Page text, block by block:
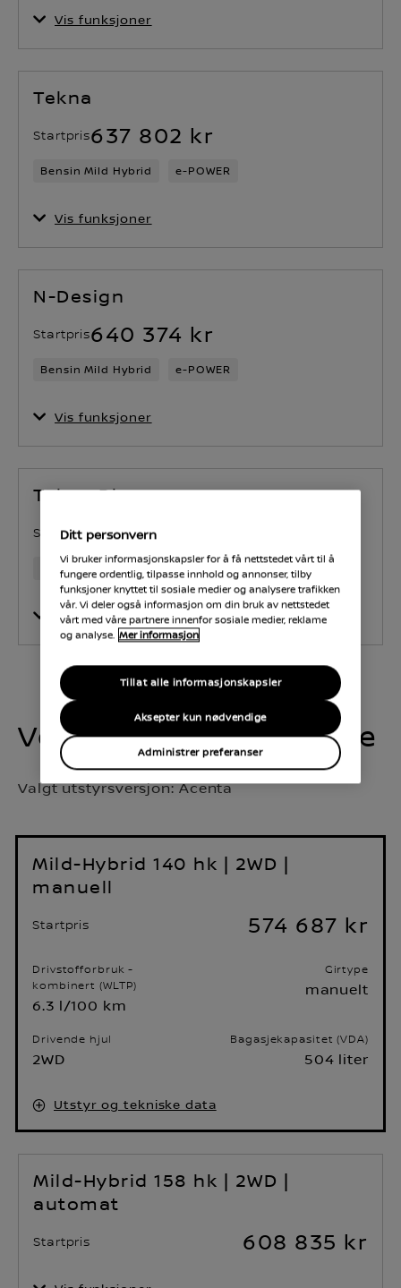
Vis funksjoner
Tekna
Startpris637 802 kr
Bensin Mild Hybrid e-POWER
Vis funksjoner
N-Design
Startpris640 374 kr
Bensin Mild Hybrid e-POWER
Vis funksjoner
Tekna Plus
Startpris653 949 kr
Bensin Mild Hybrid e-POWER
Vis funksjoner
Velg motor- og drivlinje
Valgt utstyrsversjon:Acenta
Mild-Hybrid 140 hk | 2WD |
manuell
Startpris 574 687 kr
Drivstofforbruk -
kombinert (WLTP)
6.3 l/100 km
Girtype
manuelt
Drivende hjul
2WD
Bagasjekapasitet (VDA)
504 liter
Utstyr og tekniske data
Mild-Hybrid 158 hk | 2WD |
automat
Startpris 608 835 kr
Ditt personvern
Vi bruker informasjonskapsler for å få nettstedet vårt til å
fungere ordentlig, tilpasse innhold og annonser, tilby
funksjoner knyttet til sosiale medier og analysere trafikken
vår. Vi deler også informasjon om din bruk av nettstedet
vårt med våre partnere innenfor sosiale medier, reklame
og analyse. Mer informasjon
Administrer preferanser
Aksepter kun nødvendige
Tillat alle informasjonskapsler